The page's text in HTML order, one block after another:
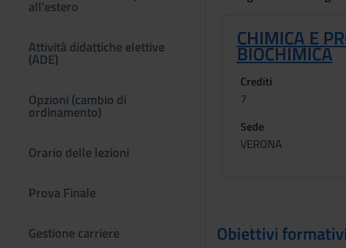
all'estero
Attività didattiche elettive
(ADE)
Opzioni (cambio di
ordinamento)
Orario delle lezioni
Prova Finale
Gestione carriere
CHIMICA E
BIOCHIMICA
Crediti
7
Sede
VERONA
Obiettivi formativi